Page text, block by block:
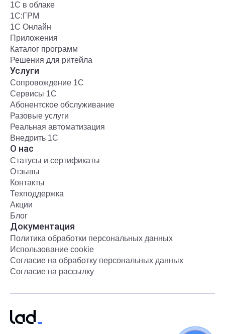
1С в облаке
1С:ГРМ
1С Онлайн
Приложения
Каталог программ
Решения для ритейла
Услуги
Сопровождение 1С
Сервисы 1С
Абонентское обслуживание
Разовые услуги
Реальная автоматизация
Внедрить 1С
О нас
Статусы и сертификаты
Отзывы
Контакты
Техподдержка
Акции
Блог
Документация
Политика обработки персональных данных
Использование cookie
Согласие на обработку персональных данных
Согласие на рассылку